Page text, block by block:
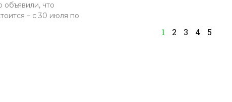
объявили, что
– с 30 июля по
1 2 3 4 5